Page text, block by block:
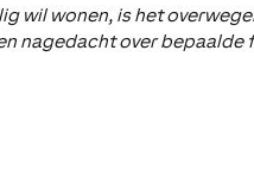
wil wonen, is het
nagedacht over